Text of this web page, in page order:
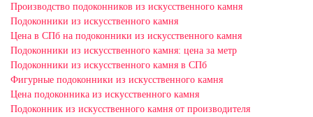
Производство подоконников из искусственного камня
Подоконники из искусственного камня
Цена в СПб на подоконники из искусственного камня
Подоконники из искусственного камня: цена за метр
Подоконники из искусственного камня в СПб
Фигурные подоконники из искусственного камня
Цена подоконника из искусственного камня
Подоконник из искусственного камня от производителя